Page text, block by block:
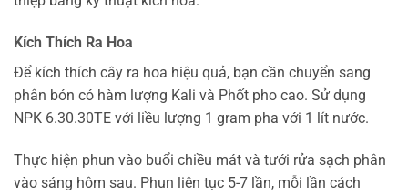
Kích Thích Ra Hoa
Để kích thích cây ra hoa hiệu quả, bạn cần chuyển sang
phân bón có hàm lượng Kali và Phốt pho cao. Sử dụng
NPK 6.30.30TE với liều lượng 1 gram pha với 1 lít nước.
Thực hiện phun vào buổi chiều mát và tưới rửa sạch phân
vào sáng hôm sau. Phun liên tục 5-7 lần, mỗi lần cách